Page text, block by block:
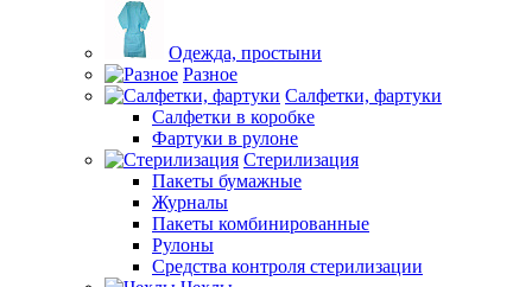
Одежда, простыни
Разное
Салфетки, фартуки
Салфетки в коробке
Фартуки в рулоне
Стерилизация
Пакеты бумажные
Журналы
Пакеты комбинированные
Рулоны
Средства контроля стерилизации